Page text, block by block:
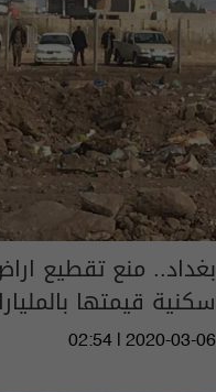
بغداد.. منع تقطيع
سكنية قيمتها
02:54 | 2020-03-06